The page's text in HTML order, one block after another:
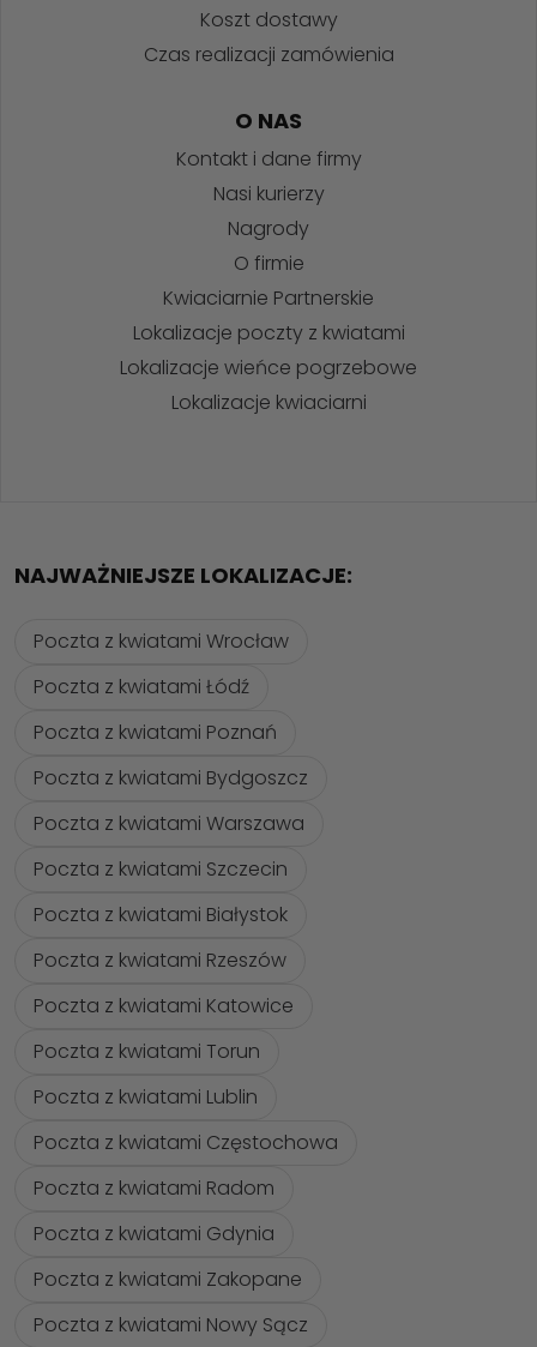
Koszt dostawy
Czas realizacji zamówienia
O NAS
Kontakt i dane firmy
Nasi kurierzy
Nagrody
O firmie
Kwiaciarnie Partnerskie
Lokalizacje poczty z kwiatami
Lokalizacje wieńce pogrzebowe
Lokalizacje kwiaciarni
NAJWAŻNIEJSZE LOKALIZACJE:
Poczta z kwiatami Wrocław
Poczta z kwiatami Łódź
Poczta z kwiatami Poznań
Poczta z kwiatami Bydgoszcz
Poczta z kwiatami Warszawa
Poczta z kwiatami Szczecin
Poczta z kwiatami Białystok
Poczta z kwiatami Rzeszów
Poczta z kwiatami Katowice
Poczta z kwiatami Torun
Poczta z kwiatami Lublin
Poczta z kwiatami Częstochowa
Poczta z kwiatami Radom
Poczta z kwiatami Gdynia
Poczta z kwiatami Zakopane
Poczta z kwiatami Nowy Sącz